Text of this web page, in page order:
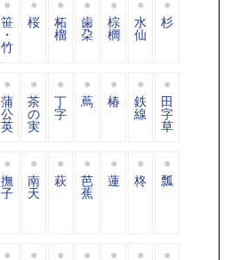
笹
・
竹
桜 柘
榴
歯
朶
棕
櫚
水
仙
杉
蒲
公
英
茶
の
実
丁
字
蔦 椿 鉄
線
田
字
草
撫
子
南
天
萩 芭
蕉
蓮 柊 瓢